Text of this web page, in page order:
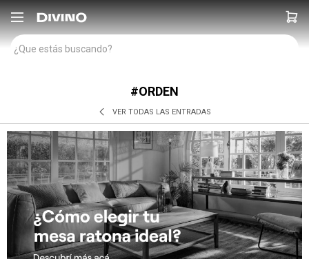

#ORDEN
VER TODAS LAS ENTRADAS